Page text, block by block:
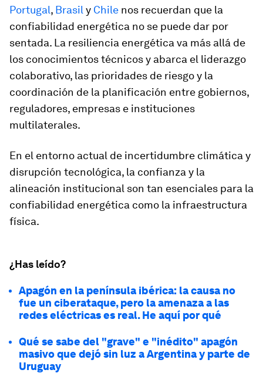
Portugal, Brasil y Chile nos recuerdan que la
confiabilidad energética no se puede dar por
sentada. La resiliencia energética va más allá de
los conocimientos técnicos y abarca el liderazgo
colaborativo, las prioridades de riesgo y la
coordinación de la planificación entre gobiernos,
reguladores, empresas e instituciones
multilaterales.
En el entorno actual de incertidumbre climática y
disrupción tecnológica, la confianza y la
alineación institucional son tan esenciales para la
confiabilidad energética como la infraestructura
física.
¿Has leído?
Apagón en la península ibérica: la causa no
fue un ciberataque, pero la amenaza a las
redes eléctricas es real. He aquí por qué
Qué se sabe del "grave" e "inédito" apagón
masivo que dejó sin luz a Argentina y parte de
Uruguay